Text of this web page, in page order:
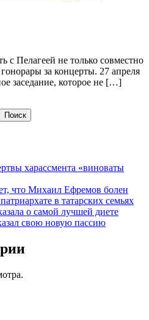
с Пелагеей не только совместно
за концерты. 27 апреля
заседание, которое не […]
Поиск
харассмента «виноваты
что Михаил Ефремов болен
в татарских семьях
о самой лучшей диете
свою новую пассию